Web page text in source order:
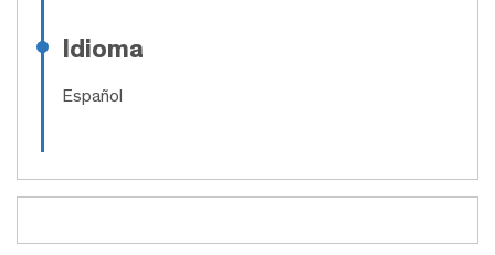
Idioma
Español